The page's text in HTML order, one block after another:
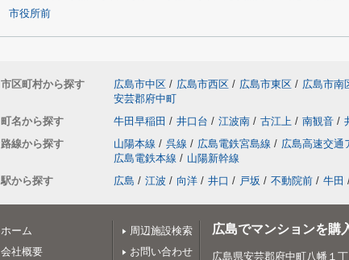
市役所前
市区町村から探す 広島市中区 / 広島市西区 / 広島市東区 / 広島市南
安芸郡府中町
町名から探す
牛田早稲田 / 井口台 / 江波南 / 古江上 / 南観音 /
路線から探す
山陽本線 / 呉線 / 広島電鉄宮島線 / 広島高速交通
広島電鉄本線 / 山陽新幹線
駅から探す
広島 / 江波 / 向洋 / 井口 / 戸坂 / 不動院前 / 牛田
ホーム
会社概要
周辺施設検索
お問い合わせ
広島でマンションを購
広島県安芸郡府中町八幡１